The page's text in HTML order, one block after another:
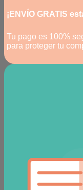
¡ENVÍO GRATIS
Tu pago es 100%
para proteger tu